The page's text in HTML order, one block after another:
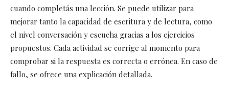
cuando completás una lección. Se puede utilizar para
mejorar tanto la capacidad de escritura y de lectura, como
el nivel conversación y escucha gracias a los ejercicios
propuestos. Cada actividad se corrige al momento para
comprobar si la respuesta es correcta o errónea. En caso de
fallo, se ofrece una explicación detallada.